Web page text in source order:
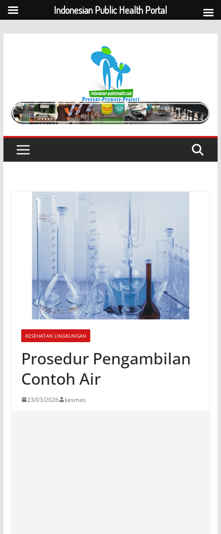
KESEHATAN LINGKUNGAN
Prosedur Pengambilan
Contoh Air
23/03/2026 kesmas
Indonesian Public Health Portal